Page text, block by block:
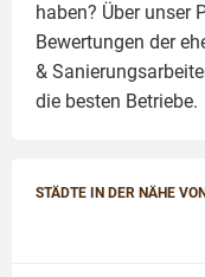
haben? Über unser
Bewertungen der
&
die besten Betriebe.
STÄDTE IN DER NÄHE